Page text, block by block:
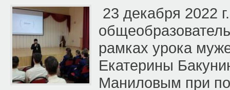
23 декабря 2022
рамках урока
Екатерины
Маниловым при